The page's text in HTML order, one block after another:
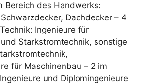
Bereich des Handwerks:
Dachdecker – 4
Ingenieure für
Starkstromtechnik, sonstige
für Maschinenbau – 2 im
und Diplomingenieure